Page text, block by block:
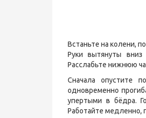
Встаньте на колени,
Руки вытянуты
Расслабьте нижнюю
Сначала опустите
одновременно
упертыми в бёдра.
Работайте медленно,